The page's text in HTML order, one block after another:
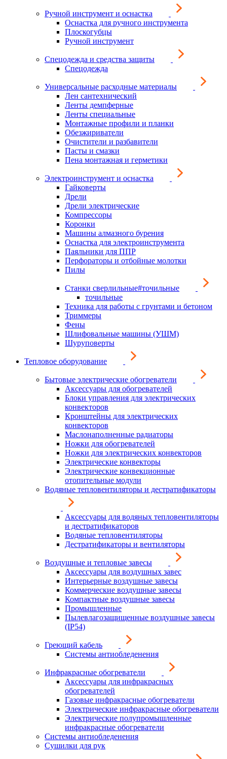
Ручной инструмент и оснастка
Оснастка для ручного инструмента
Плоскогубцы
Ручной инструмент
Спецодежда и средства защиты
Спецодежда
Универсальные расходные материалы
Лен сантехнический
Ленты демпферные
Ленты специальные
Монтажные профили и планки
Обезжириватели
Очистители и разбавители
Пасты и смазки
Пена монтажная и герметики
Электроинструмент и оснастка
Гайковерты
Дрели
Дрели электрические
Компрессоры
Коронки
Машины алмазного бурения
Оснастка для электроинструмента
Паяльники для ППР
Перфораторы и отбойные молотки
Пилы
Станки сверлильные#точильные
точильные
Техника для работы с грунтами и бетоном
Триммеры
Фены
Шлифовальные машины (УШМ)
Шуруповерты
Тепловое оборудование
Бытовые электрические обогреватели
Аксессуары для обогревателей
Блоки управления для электрических
конвекторов
Кронштейны для электрических
конвекторов
Маслонаполненные радиаторы
Ножки для обогревателей
Ножки для электрических конвекторов
Электрические конвекторы
Электрические конвекционные
отопительные модули
Водяные тепловентиляторы и дестратификаторы
Аксессуары для водяных тепловентиляторы
и дестратификаторов
Водяные тепловентиляторы
Дестратификаторы и вентиляторы
Воздушные и тепловые завесы
Аксессуары для воздушных завес
Интерьерные воздушные завесы
Коммерческие воздушные завесы
Компактные воздушные завесы
Промышленные
Пылевлагозащищенные воздушные завесы
(IP54)
Греющий кабель
Системы антиобледенения
Инфракрасные обогреватели
Аксессуары для инфракрасных
обогревателей
Газовые инфракрасные обогреватели
Электрические инфракрасные обогреватели
Электрические полупромышленные
инфракрасные обогреватели
Системы антиобледенения
Сушилки для рук